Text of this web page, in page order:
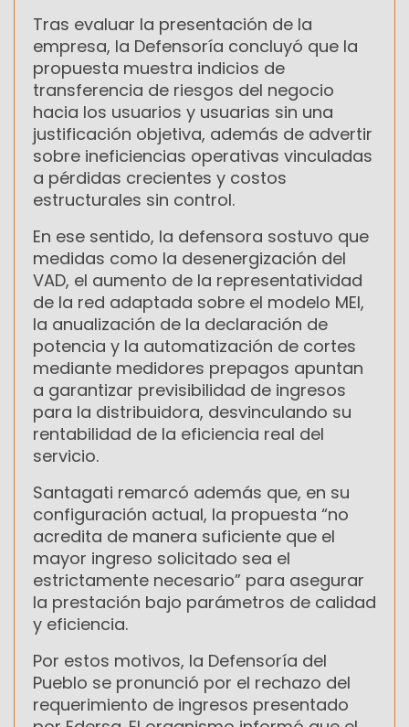
Tras evaluar la presentación de la
empresa, la Defensoría concluyó que la
propuesta muestra indicios de
transferencia de riesgos del negocio
hacia los usuarios y usuarias sin una
justificación objetiva, además de advertir
sobre ineficiencias operativas vinculadas
a pérdidas crecientes y costos
estructurales sin control.
En ese sentido, la defensora sostuvo que
medidas como la desenergización del
VAD, el aumento de la representatividad
de la red adaptada sobre el modelo MEI,
la anualización de la declaración de
potencia y la automatización de cortes
mediante medidores prepagos apuntan
a garantizar previsibilidad de ingresos
para la distribuidora, desvinculando su
rentabilidad de la eficiencia real del
servicio.
Santagati remarcó además que, en su
configuración actual, la propuesta “no
acredita de manera suficiente que el
mayor ingreso solicitado sea el
estrictamente necesario” para asegurar
la prestación bajo parámetros de calidad
y eficiencia.
Por estos motivos, la Defensoría del
Pueblo se pronunció por el rechazo del
requerimiento de ingresos presentado